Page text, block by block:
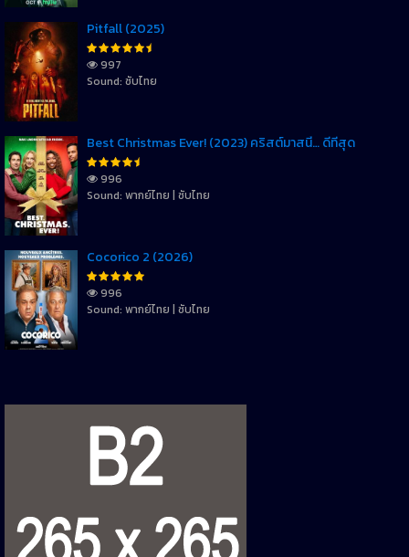
Pitfall (2025)
997
Sound: ซับไทย
Best Christmas Ever! (2023) คริสต์มาสนี้… ดีที่สุด
996
Sound: พากย์ไทย | ซับไทย
Cocorico 2 (2026)
996
Sound: พากย์ไทย | ซับไทย